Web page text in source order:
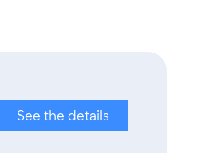
See the details